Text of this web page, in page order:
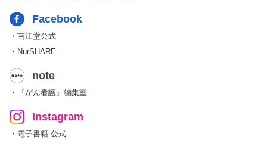
Facebook
・南江堂公式
・NurSHARE
note
・『がん看護』編集室
Instagram
・電子書籍 公式